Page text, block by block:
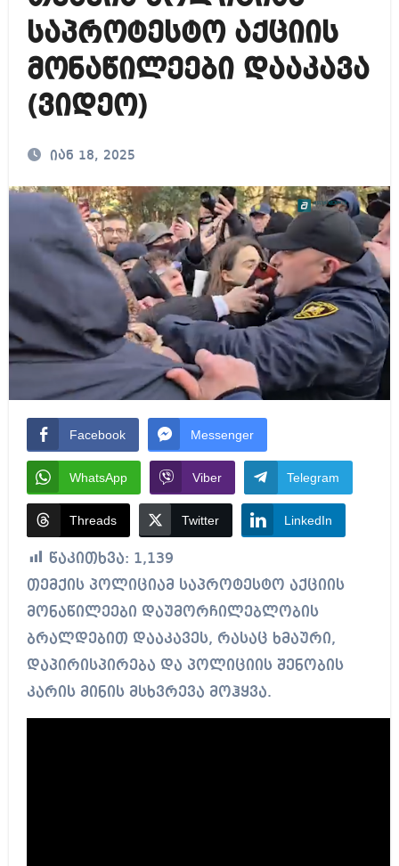
საპროტესტო აქციის
მონაწილეები დააკავა
(ვიდეო)
იან 18, 2025
Facebook Messenger
WhatsApp Viber Telegram
Threads Twitter LinkedIn
წაკითხვა: 1,139
თემქის პოლიციამ საპროტესტო აქციის
მონაწილეები დაუმორჩილებლობის
ბრალდებით დააკავეს, რასაც ხმაური,
დაპირისპირება და პოლიციის შენობის
კარის მინის მსხვრევა მოჰყვა.